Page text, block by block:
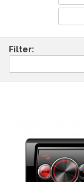
Filter: